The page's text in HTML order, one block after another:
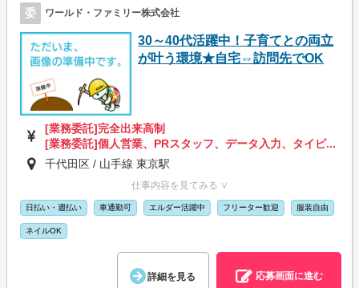
委 ワールド・ファミリー株式会社
30～40代活躍中！子育てとの両立
が叶う環境★自宅⇔訪問先でOK
[業務委託]完全出来高制
[業務委託]個人営業、PRスタッフ、データ入力、タイピ...
千代田区 / 山手線 東京駅
仕事内容を見てみる ∨
日払い・週払い 車通勤可 エルダー活躍中 フリーター歓迎 服装自由
ネイルOK
詳細を見る 応募画面に進む